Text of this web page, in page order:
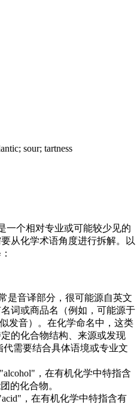
sour; tartness
一个相对专业或可能较少见的
从化学术语角度进行拆解。以
是音译部分，很可能源自英文
词或商品名（例如，可能源于
发音）。在化学命名中，这类
的化合物结构、来源或发现
代需要结合具体语境或专业文
，在有机化学中特指含
的化合物。
，在有机化学中特指含有